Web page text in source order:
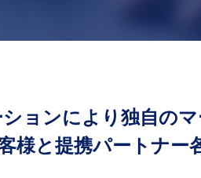
ョンにより独自の
様と提携パートナー